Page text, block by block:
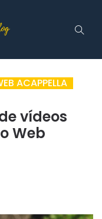
ACAPPELLA
vídeos
Web